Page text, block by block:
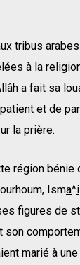
tribus
à la
a fait sa
et de
la prière.
région bénie
Isma^i
figures de
son
marié à